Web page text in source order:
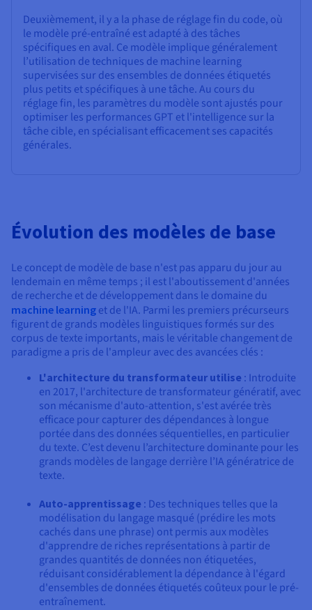
Deuxièmement, il y a la phase de réglage fin du code, où
le modèle pré-entraîné est adapté à des tâches
spécifiques en aval. Ce modèle implique généralement
l’utilisation de techniques de machine learning
supervisées sur des ensembles de données étiquetés
plus petits et spécifiques à une tâche. Au cours du
réglage fin, les paramètres du modèle sont ajustés pour
optimiser les performances GPT et l'intelligence sur la
tâche cible, en spécialisant efficacement ses capacités
générales.
Évolution des modèles de base
Le concept de modèle de base n'est pas apparu du jour au
lendemain en même temps ; il est l'aboutissement d'années
de recherche et de développement dans le domaine du
machine learning et de l'IA. Parmi les premiers précurseurs
figurent de grands modèles linguistiques formés sur des
corpus de texte importants, mais le véritable changement de
paradigme a pris de l'ampleur avec des avancées clés :
L'architecture du transformateur utilise : Introduite
en 2017, l'architecture de transformateur génératif, avec
son mécanisme d'auto-attention, s'est avérée très
efficace pour capturer des dépendances à longue
portée dans des données séquentielles, en particulier
du texte. C’est devenu l’architecture dominante pour les
grands modèles de langage derrière l’IA génératrice de
texte.
Auto-apprentissage : Des techniques telles que la
modélisation du langage masqué (prédire les mots
cachés dans une phrase) ont permis aux modèles
d'apprendre de riches représentations à partir de
grandes quantités de données non étiquetées,
réduisant considérablement la dépendance à l'égard
d'ensembles de données étiquetés coûteux pour le pré-
entraînement.